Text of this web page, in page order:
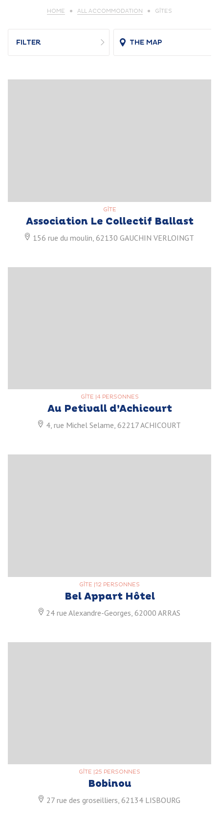
HOME ALL ACCOMMODATION GÎTES
FILTER THE MAP
GÎTE
Association Le Collectif Ballast
156 rue du moulin, 62130 GAUCHIN VERLOINGT
GÎTE 4 PERSONNES
Au Petivall d’Achicourt
4, rue Michel Selame, 62217 ACHICOURT
GÎTE |12 PERSONNES
Bel Appart Hôtel
24 rue Alexandre-Georges, 62000 ARRAS
GÎTE 25 PERSONNES
Bobinou
27 rue des groseilliers, 62134 LISBOURG